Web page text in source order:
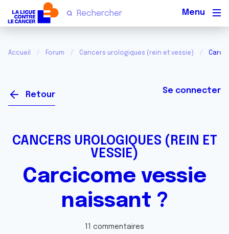
Accueil Forum Cancers urologiques (rein et vessie)
Retour Se connecter
CANCERS UROLOGIQUES (REIN ET
VESSIE)
Carcicome vessie
naissant ?
11 commentaires